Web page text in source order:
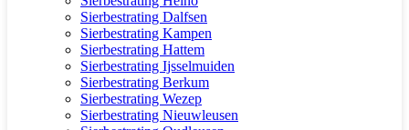
Sierbestrating Dalfsen
Sierbestrating Kampen
Sierbestrating Hattem
Sierbestrating Ijsselmuiden
Sierbestrating Berkum
Sierbestrating Wezep
Sierbestrating Nieuwleusen